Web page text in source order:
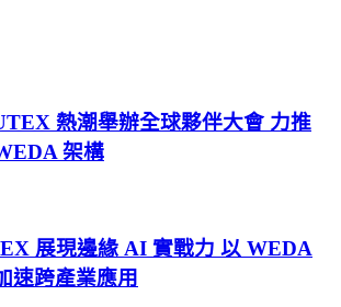
熱潮舉辦全球夥伴大會 力推
架構
展現邊緣 AI 實戰力 以 WEDA
速跨產業應用